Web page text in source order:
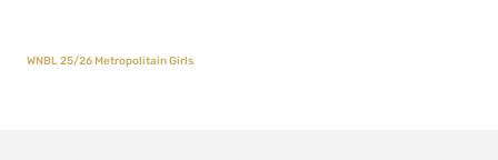
WNBL 25/26 Metropolitain Girls